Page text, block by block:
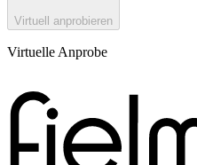
Virtuell anprobieren
Virtuelle Anprobe